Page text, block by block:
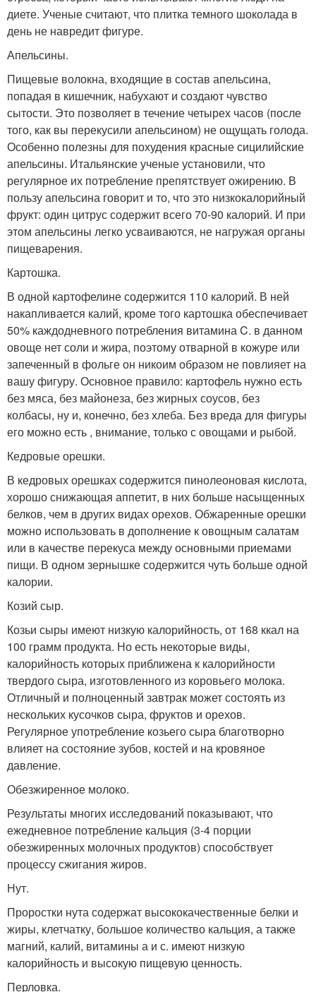
диете. Ученые считают, что плитка темного шоколада в
день не навредит фигуре.
Апельсины.
Пищевые волокна, входящие в состав апельсина,
попадая в кишечник, набухают и создают чувство
сытости. Это позволяет в течение четырех часов (после
того, как вы перекусили апельсином) не ощущать голода.
Особенно полезны для похудения красные сицилийские
апельсины. Итальянские ученые установили, что
регулярное их потребление препятствует ожирению. В
пользу апельсина говорит и то, что это низкокалорийный
фрукт: один цитрус содержит всего 70-90 калорий. И при
этом апельсины легко усваиваются, не нагружая органы
пищеварения.
Картошка.
В одной картофелине содержится 110 калорий. В ней
накапливается калий, кроме того картошка обеспечивает
50% каждодневного потребления витамина C. в данном
овоще нет соли и жира, поэтому отварной в кожуре или
запеченный в фольге он никоим образом не повлияет на
вашу фигуру. Основное правило: картофель нужно есть
без мяса, без майонеза, без жирных соусов, без
колбасы, ну и, конечно, без хлеба. Без вреда для фигуры
его можно есть , внимание, только с овощами и рыбой.
Кедровые орешки.
В кедровых орешках содержится пинолеоновая кислота,
хорошо снижающая аппетит, в них больше насыщенных
белков, чем в других видах орехов. Обжаренные орешки
можно использовать в дополнение к овощным салатам
или в качестве перекуса между основными приемами
пищи. В одном зернышке содержится чуть больше одной
калории.
Козий сыр.
Козьи сыры имеют низкую калорийность, от 168 ккал на
100 грамм продукта. Но есть некоторые виды,
калорийность которых приближена к калорийности
твердого сыра, изготовленного из коровьего молока.
Отличный и полноценный завтрак может состоять из
нескольких кусочков сыра, фруктов и орехов.
Регулярное употребление козьего сыра благотворно
влияет на состояние зубов, костей и на кровяное
давление.
Обезжиренное молоко.
Результаты многих исследований показывают, что
ежедневное потребление кальция (3-4 порции
обезжиренных молочных продуктов) способствует
процессу сжигания жиров.
Нут.
Проростки нута содержат высококачественные белки и
жиры, клетчатку, большое количество кальция, а также
магний, калий, витамины а и с. имеют низкую
калорийность и высокую пищевую ценность.
Перловка.